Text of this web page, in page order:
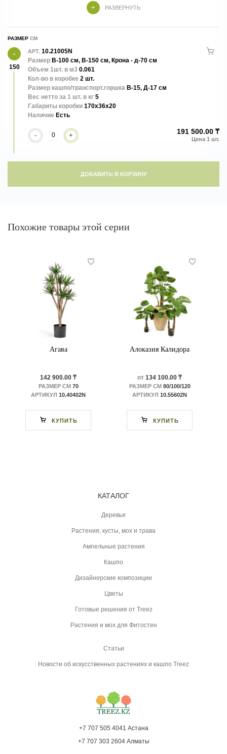
натуральный внешний вид делают её стильным акцентом для
дома, офиса, гостиниц и коммерческих интерьеров. Не требует
РАЗВЕРНУТЬ
РАЗМЕР
150
АРТ. 10.21005N
Размер В-100 см, В-150 см, Крона - д-70 см
Объем 1шт. в м3 0.061
Кол-во в коробке 2 шт.
Размер кашпо/транспорт.горшка В-15, Д-17 см
Вес нетто за 1 шт. в кг 5
Габариты коробки 170x36x20
Наличие Есть
- + 191 500.00 ₸
ДОБАВИТЬ В КОРЗИНУ
Похожие товары этой серии
Агава
142 900.00 ₸
РАЗМЕР СМ70
АРТИКУЛ 10.40402N
КУПИТЬ
Алоказия Калидора
от 134 100.00 ₸
РАЗМЕР СМ80/100/120
АРТИКУЛ 10.55602N
КУПИТЬ
КАТАЛОГ
Деревья
Растения, кусты, мох и трава
Ампельные растения
Кашпо
Дизайнерские композиции
Цветы
Готовые решения от Treez
Растения и мох для Фитостен
Статьи
Новости об искусственных растениях и кашпо Treez
+7 707 505 4041 Астана
+7 707 303 2604 Алматы